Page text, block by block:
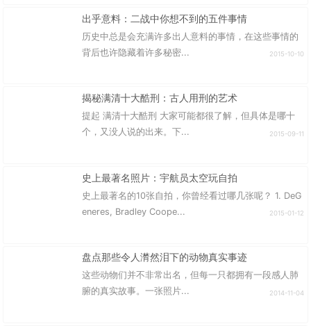
出乎意料：二战中你想不到的五件事情
历史中总是会充满许多出人意料的事情，在这些事情的
背后也许隐藏着许多秘密...
2015-10-10
揭秘满清十大酷刑：古人用刑的艺术
提起 满清十大酷刑 大家可能都很了解，但具体是哪十
个，又没人说的出来。下...
2015-09-11
史上最著名照片：宇航员太空玩自拍
史上最著名的10张自拍，你曾经看过哪几张呢？ 1. DeG
eneres, Bradley Coope...
2015-01-12
盘点那些令人潸然泪下的动物真实事迹
这些动物们并不非常出名，但每一只都拥有一段感人肺
腑的真实故事。一张照片...
2014-11-04